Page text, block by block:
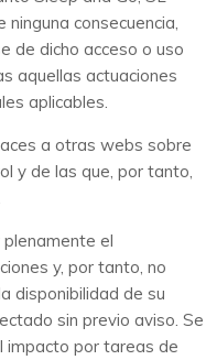
consecuencia,
de dicho acceso o uso
aquellas actuaciones
aplicables.
a otras webs sobre
y de las que, por tanto,
el
y, por tanto, no
disponibilidad de su
sin previo aviso. Se
impacto por tareas de